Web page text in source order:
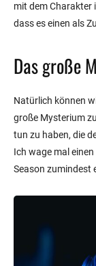
mit dem Charakter
dass es einen als
Das große
Natürlich können
große Mysterium
tun zu haben, die
Ich wage mal
Season zumindest